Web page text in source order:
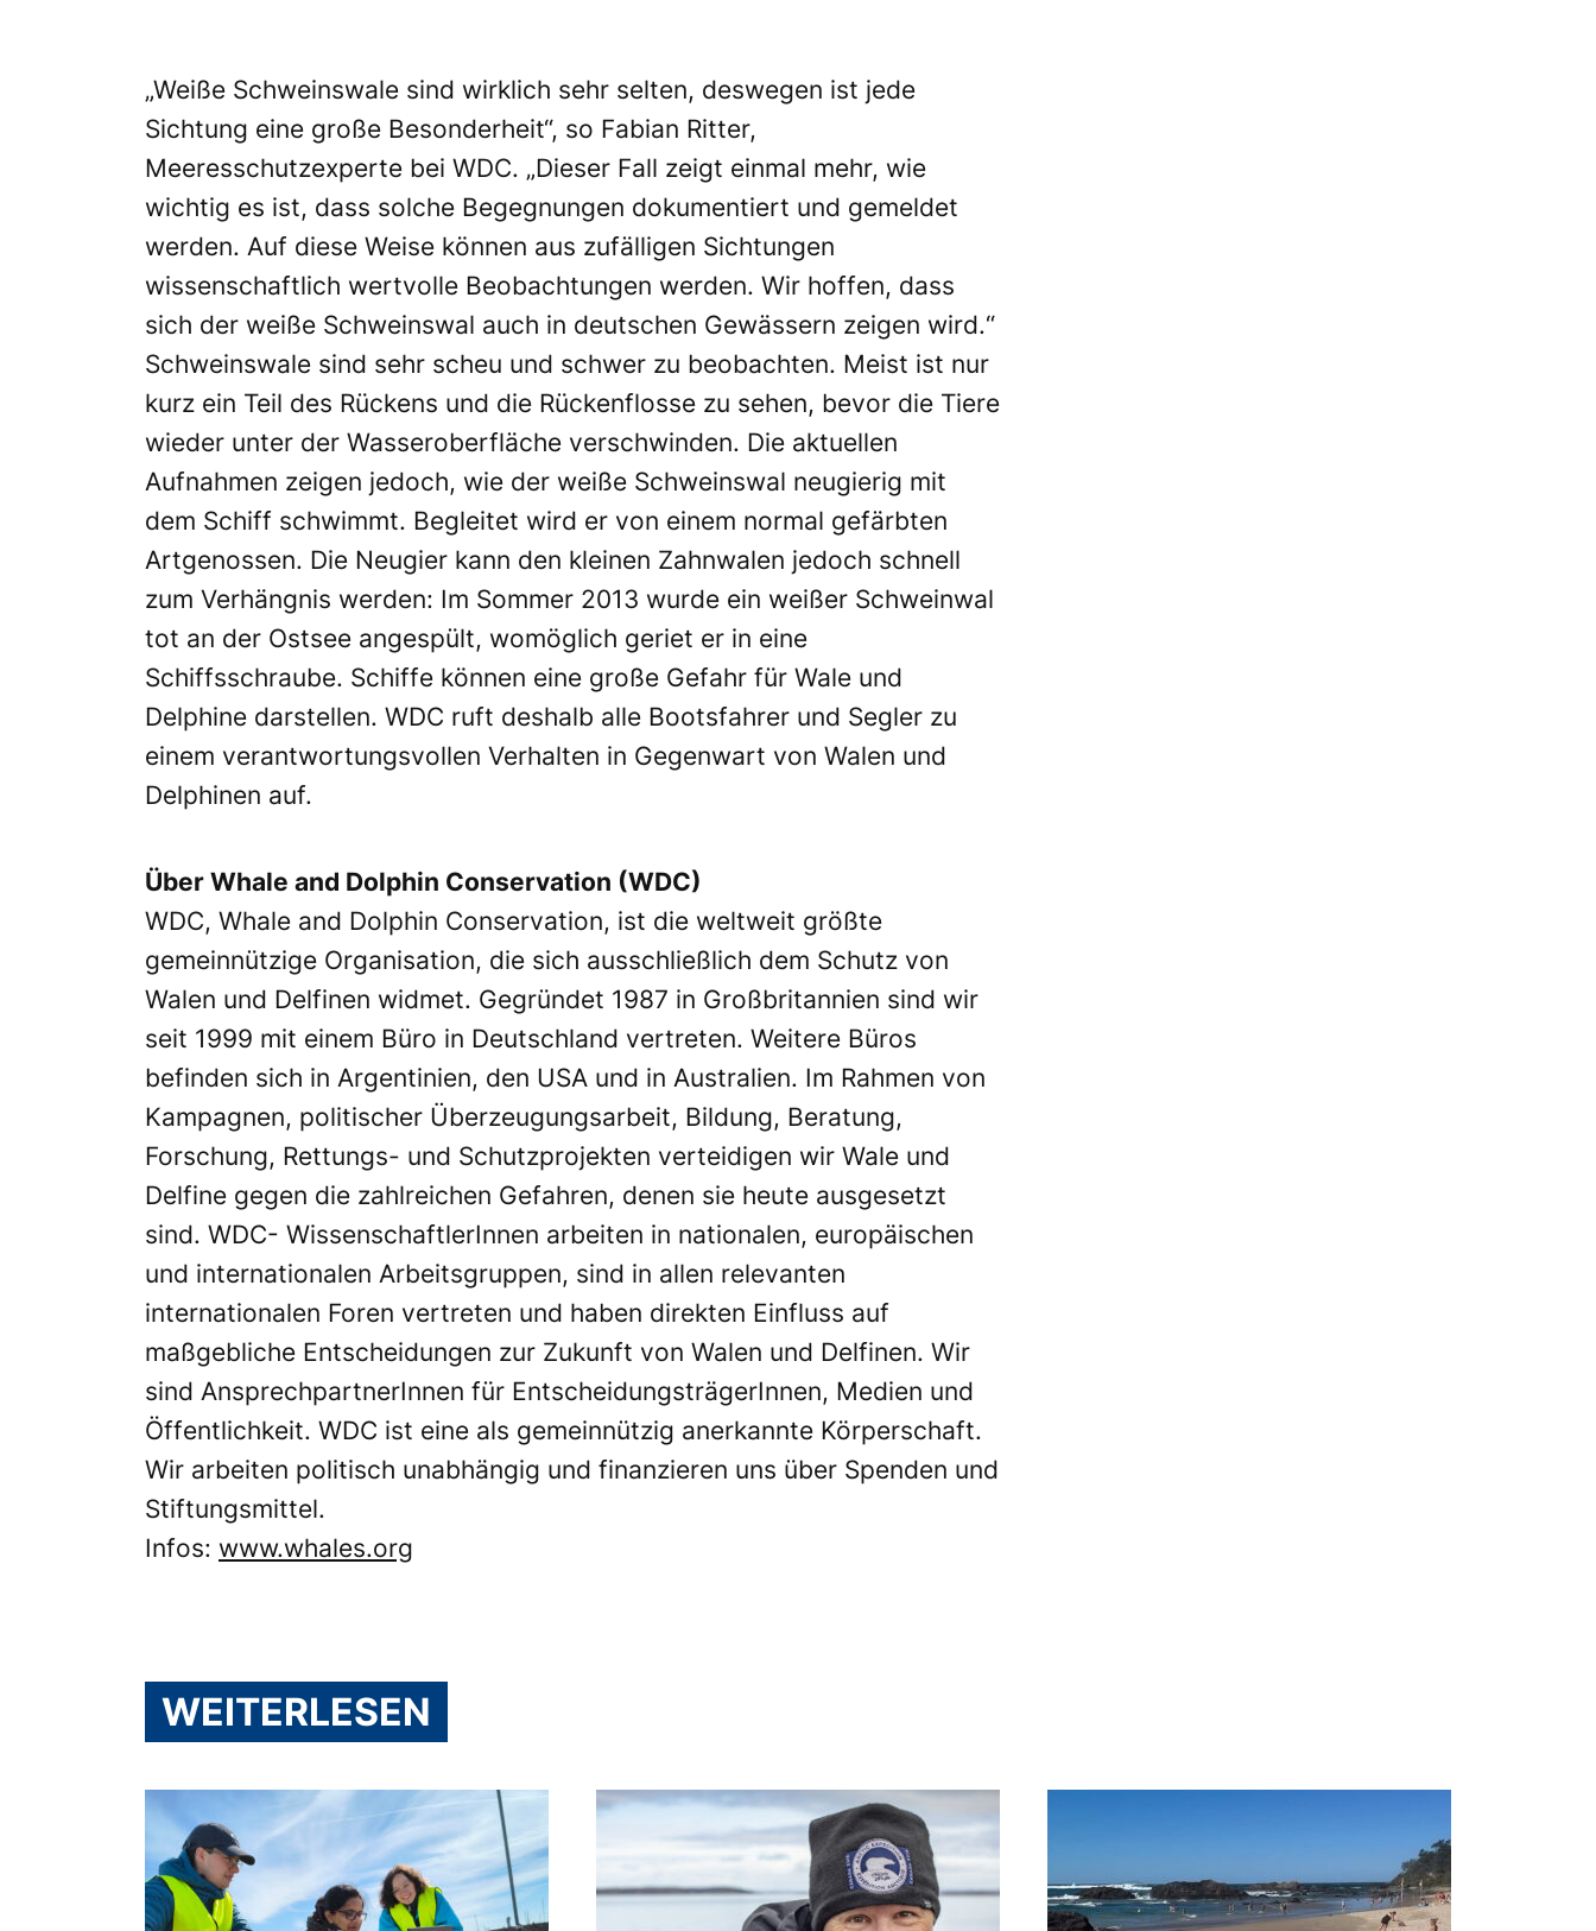
„Weiße Schweinswale sind wirklich sehr selten, deswegen ist jede
Sichtung eine große Besonderheit“, so Fabian Ritter,
Meeresschutzexperte bei WDC. „Dieser Fall zeigt einmal mehr, wie
wichtig es ist, dass solche Begegnungen dokumentiert und gemeldet
werden. Auf diese Weise können aus zufälligen Sichtungen
wissenschaftlich wertvolle Beobachtungen werden. Wir hoffen, dass
sich der weiße Schweinswal auch in deutschen Gewässern zeigen wird.“
Schweinswale sind sehr scheu und schwer zu beobachten. Meist ist nur
kurz ein Teil des Rückens und die Rückenflosse zu sehen, bevor die Tiere
wieder unter der Wasseroberfläche verschwinden. Die aktuellen
Aufnahmen zeigen jedoch, wie der weiße Schweinswal neugierig mit
dem Schiff schwimmt. Begleitet wird er von einem normal gefärbten
Artgenossen. Die Neugier kann den kleinen Zahnwalen jedoch schnell
zum Verhängnis werden: Im Sommer 2013 wurde ein weißer Schweinwal
tot an der Ostsee angespült, womöglich geriet er in eine
Schiffsschraube. Schiffe können eine große Gefahr für Wale und
Delphine darstellen. WDC ruft deshalb alle Bootsfahrer und Segler zu
einem verantwortungsvollen Verhalten in Gegenwart von Walen und
Delphinen auf.
Über Whale and Dolphin Conservation (WDC)
WDC, Whale and Dolphin Conservation, ist die weltweit größte
gemeinnützige Organisation, die sich ausschließlich dem Schutz von
Walen und Delfinen widmet. Gegründet 1987 in Großbritannien sind wir
seit 1999 mit einem Büro in Deutschland vertreten. Weitere Büros
befinden sich in Argentinien, den USA und in Australien. Im Rahmen von
Kampagnen, politischer Überzeugungsarbeit, Bildung, Beratung,
Forschung, Rettungs- und Schutzprojekten verteidigen wir Wale und
Delfine gegen die zahlreichen Gefahren, denen sie heute ausgesetzt
sind. WDC- WissenschaftlerInnen arbeiten in nationalen, europäischen
und internationalen Arbeitsgruppen, sind in allen relevanten
internationalen Foren vertreten und haben direkten Einfluss auf
maßgebliche Entscheidungen zur Zukunft von Walen und Delfinen. Wir
sind AnsprechpartnerInnen für EntscheidungsträgerInnen, Medien und
Öffentlichkeit. WDC ist eine als gemeinnützig anerkannte Körperschaft.
Wir arbeiten politisch unabhängig und finanzieren uns über Spenden und
Stiftungsmittel.
Infos: www.whales.org
WEITERLESEN